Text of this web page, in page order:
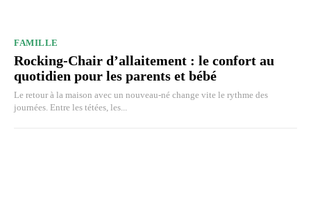
FAMILLE
Rocking-Chair d’allaitement : le confort au
quotidien pour les parents et bébé
Le retour à la maison avec un nouveau-né change vite le rythme des
journées. Entre les tétées, les...